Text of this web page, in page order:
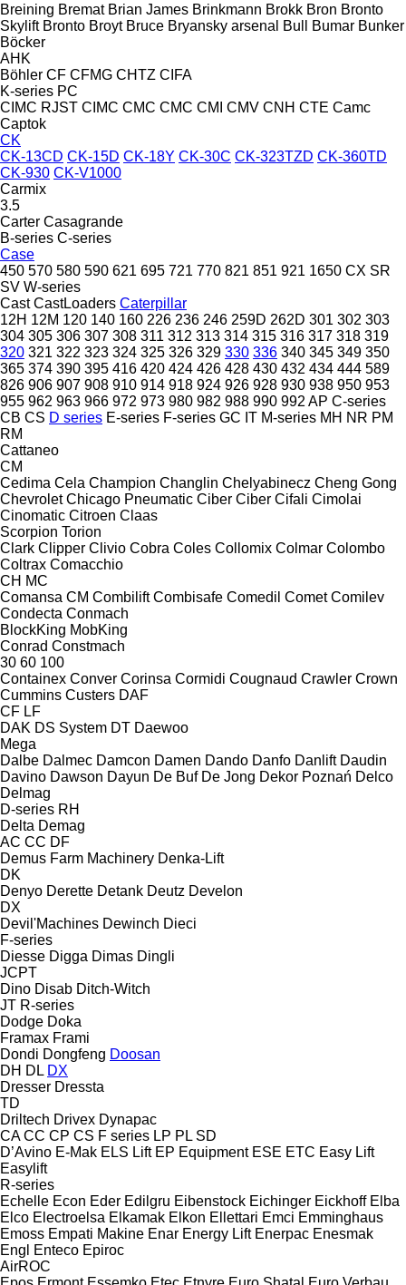
Breining Bremat Brian James Brinkmann Brokk Bron Bronto
Skylift Bronto Broyt Bruce Bryansky arsenal Bull Bumar Bunker
Böcker
AHK
Böhler CF CFMG CHTZ CIFA
K-series PC
CIMC RJST CIMC CMC CMC CMI CMV CNH CTE Camc
Captok
CK
CK-13CD CK-15D CK-18Y CK-30C CK-323TZD CK-360TD
CK-930 CK-V1000
Carmix
3.5
Carter Casagrande
B-series C-series
Case
450 570 580 590 621 695 721 770 821 851 921 1650 CX SR
SV W-series
Cast CastLoaders Caterpillar
12H 12M 120 140 160 226 236 246 259D 262D 301 302 303
304 305 306 307 308 311 312 313 314 315 316 317 318 319
320 321 322 323 324 325 326 329 330 336 340 345 349 350
365 374 390 395 416 420 424 426 428 430 432 434 444 589
826 906 907 908 910 914 918 924 926 928 930 938 950 953
955 962 963 966 972 973 980 982 988 990 992 AP C-series
CB CS D series E-series F-series GC IT M-series MH NR PM
RM
Cattaneo
CM
Cedima Cela Champion Changlin Chelyabinecz Cheng Gong
Chevrolet Chicago Pneumatic Ciber Ciber Cifali Cimolai
Cinomatic Citroen Claas
Scorpion Torion
Clark Clipper Clivio Cobra Coles Collomix Colmar Colombo
Coltrax Comacchio
CH MC
Comansa CM Combilift Combisafe Comedil Comet Comilev
Condecta Conmach
BlockKing MobKing
Conrad Constmach
30 60 100
Containex Conver Corinsa Cormidi Cougnaud Crawler Crown
Cummins Custers DAF
CF LF
DAK DS System DT Daewoo
Mega
Dalbe Dalmec Damcon Damen Dando Danfo Danlift Daudin
Davino Dawson Dayun De Buf De Jong Dekor Poznań Delco
Delmag
D-series RH
Delta Demag
AC CC DF
Demus Farm Machinery Denka-Lift
DK
Denyo Derette Detank Deutz Develon
DX
Devil'Machines Dewinch Dieci
F-series
Diesse Digga Dimas Dingli
JCPT
Dino Disab Ditch-Witch
JT R-series
Dodge Doka
Framax Frami
Dondi Dongfeng Doosan
DH DL DX
Dresser Dressta
TD
Driltech Drivex Dynapac
CA CC CP CS F series LP PL SD
D’Avino E-Mak ELS Lift EP Equipment ESE ETC Easy Lift
Easylift
R-series
Echelle Econ Eder Edilgru Eibenstock Eichinger Eickhoff Elba
Elco Electroelsa Elkamak Elkon Ellettari Emci Emminghaus
Emoss Empati Makine Enar Energy Lift Enerpac Enesmak
Engl
Enteco Epiroc
AirROC